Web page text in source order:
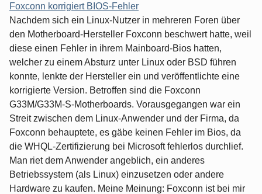
Foxconn korrigiert BIOS-Fehler
Nachdem sich ein Linux-Nutzer in mehreren Foren über
den Motherboard-Hersteller Foxconn beschwert hatte, weil
diese einen Fehler in ihrem Mainboard-Bios hatten,
welcher zu einem Absturz unter Linux oder BSD führen
konnte, lenkte der Hersteller ein und veröffentlichte eine
korrigierte Version. Betroffen sind die Foxconn
G33M/G33M-S-Motherboards. Vorausgegangen war ein
Streit zwischen dem Linux-Anwender und der Firma, da
Foxconn behauptete, es gäbe keinen Fehler im Bios, da
die WHQL-Zertifizierung bei Microsoft fehlerlos durchlief.
Man riet dem Anwender angeblich, ein anderes
Betriebssystem (als Linux) einzusetzen oder andere
Hardware zu kaufen. Meine Meinung: Foxconn ist bei mir